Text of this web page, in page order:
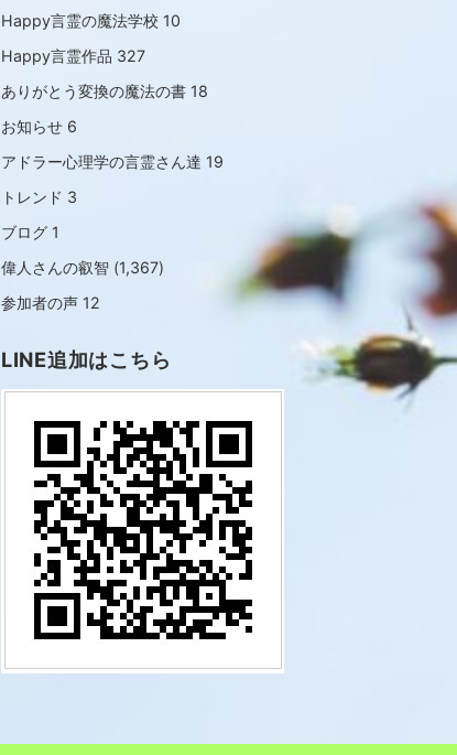
Happy言霊の魔法学校 10
Happy言霊作品 327
ありがとう変換の魔法の書 18
お知らせ 6
アドラー心理学の言霊さん達 19
トレンド 3
ブログ 1
偉人さんの叡智 (1,367)
参加者の声 12
LINE追加はこちら